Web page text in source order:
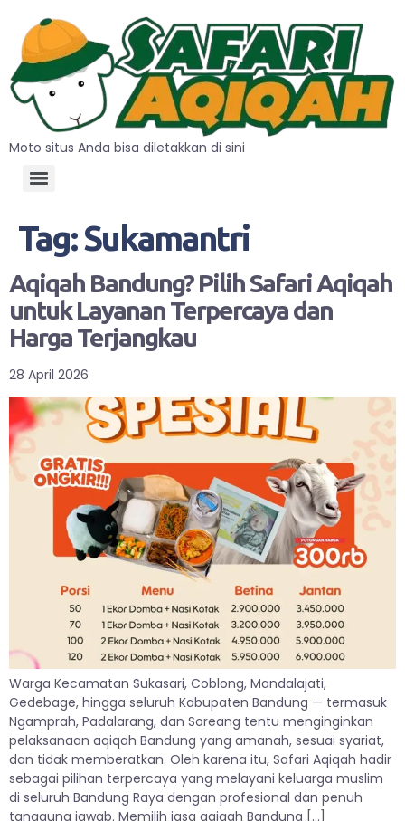
Moto situs Anda bisa diletakkan di sini
Tag:Sukamantri
Aqiqah Bandung? Pilih Safari Aqiqah
untuk Layanan Terpercaya dan
Harga Terjangkau
28 April 2026
Warga Kecamatan Sukasari, Coblong, Mandalajati,
Gedebage, hingga seluruh Kabupaten Bandung — termasuk
Ngamprah, Padalarang, dan Soreang tentu menginginkan
pelaksanaan aqiqah Bandung yang amanah, sesuai syariat,
dan tidak memberatkan. Oleh karena itu, Safari Aqiqah hadir
sebagai pilihan terpercaya yang melayani keluarga muslim
di seluruh Bandung Raya dengan profesional dan penuh
tanggung jawab. Memilih jasa aqiqah Bandung […]